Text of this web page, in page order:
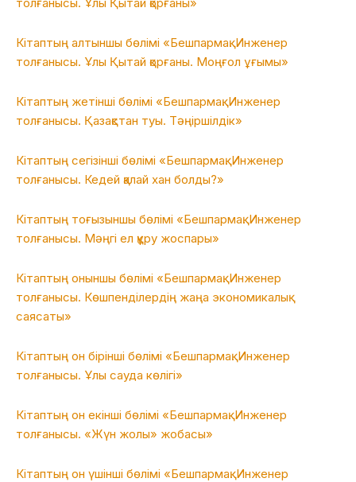
Кітаптың алтыншы бөлімі «Бешпармақ. Инженер
толғанысы. Ұлы Қытай қорғаны. Моңғол ұғымы»
Кітаптың жетінші бөлімі «Бешпармақ. Инженер
толғанысы. Қазақстан туы. Тәңіршілдік»
Кітаптың сегізінші бөлімі «Бешпармақ. Инженер
толғанысы. Кедей қалай хан болды?»
Кітаптың тоғызыншы бөлімі «Бешпармақ. Инженер
толғанысы. Мәңгі ел құру жоспары»
Кітаптың оныншы бөлімі «Бешпармақ. Инженер
толғанысы. Көшпенділердің жаңа экономикалық
саясаты»
Кітаптың он бірінші бөлімі «Бешпармақ. Инженер
толғанысы. Ұлы сауда көлігі»
Кітаптың он екінші бөлімі «Бешпармақ. Инженер
толғанысы. «Жүн жолы» жобасы»
Кітаптың он үшінші бөлімі «Бешпармақ. Инженер